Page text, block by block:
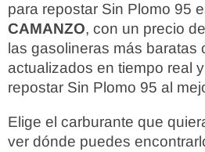
para repostar Sin Plomo 95
CAMANZO, con un precio de
las gasolineras más baratas
actualizados en tiempo real
repostar Sin Plomo 95 al
Elige el carburante que
ver dónde puedes